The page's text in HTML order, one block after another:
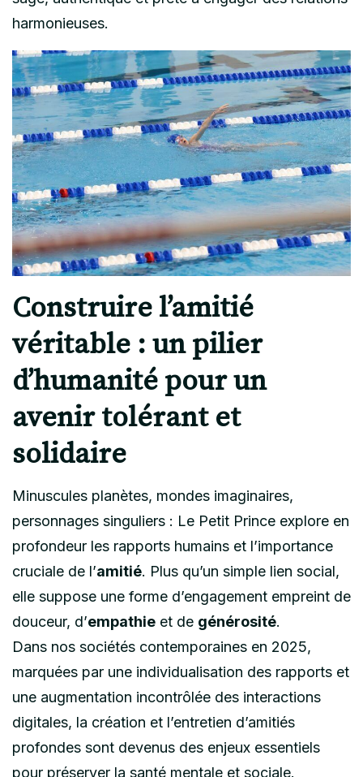
harmonieuses.
Construire l’amitié
véritable : un pilier
d’humanité pour un
avenir tolérant et
solidaire
Minuscules planètes, mondes imaginaires,
personnages singuliers : Le Petit Prince explore en
profondeur les rapports humains et l’importance
cruciale de l’amitié. Plus qu’un simple lien social,
elle suppose une forme d’engagement empreint de
douceur, d’empathie et de générosité.
Dans nos sociétés contemporaines en 2025,
marquées par une individualisation des rapports et
une augmentation incontrôlée des interactions
digitales, la création et l’entretien d’amitiés
profondes sont devenus des enjeux essentiels
pour préserver la santé mentale et sociale.